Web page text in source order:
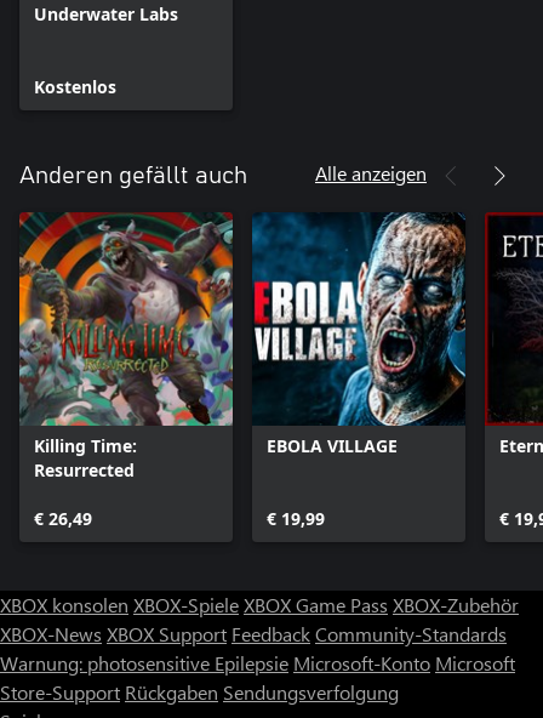
Underwater Labs
Kostenlos
Anderen gefällt auch Alle anzeigen
Killing Time:
Resurrected
€ 26,49
EBOLA VILLAGE
€ 19,99 €
XBOX konsolen XBOX-SpieleXBOX Game Pass XBOX-Zubehör
XBOX-News XBOX Support FeedbackCommunity-Standards
Warnung: photosensitive Epilepsie Microsoft-Konto Microsoft
Store-Support Rückgaben Sendungsverfolgung